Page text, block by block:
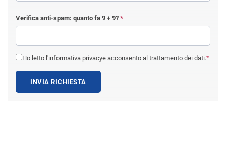
Verifica anti-spam: quanto fa 9 + 9? *
Ho letto l'informativa privacye acconsento al trattamento dei dati.*
INVIA RICHIESTA